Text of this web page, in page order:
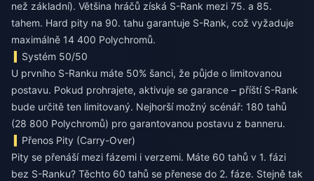
než základní). Většina hráčů získá S-Rank mezi 75. a 85.
tahem. Hard pity na 90. tahu garantuje S-Rank, což vyžaduje
maximálně 14 400 Polychromů.
Systém 50/50
U prvního S-Ranku máte 50% šanci, že půjde o limitovanou
postavu. Pokud prohrajete, aktivuje se garance – příští S-Rank
bude určitě ten limitovaný. Nejhorší možný scénář: 180 tahů
(28 800 Polychromů) pro garantovanou postavu z banneru.
Přenos Pity (Carry-Over)
Pity se přenáší mezi fázemi i verzemi. Máte 60 tahů v 1. fázi
bez S-Ranku? Těchto 60 tahů se přenese do 2. fáze. Stejně tak